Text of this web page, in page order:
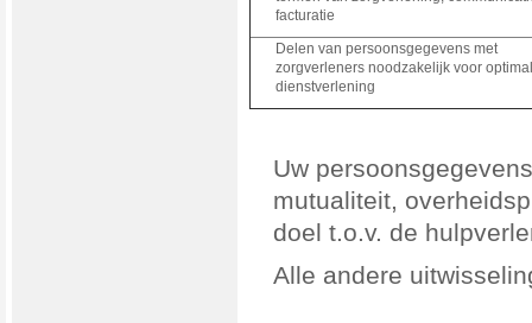
facturatie
Delen van persoonsgegevens met
zorgverleners noodzakelijk voor
dienstverlening
Uw
mutualiteit,
doel t.o.v. de
Alle andere